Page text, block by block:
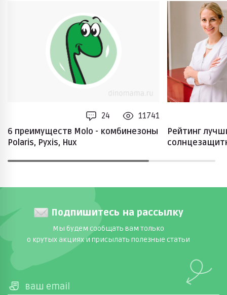
24
11741
6 преимуществ Molo - комбинезоны
Polaris, Pyxis, Hux
Рейтинг
Подпишитесь на рассылку
Мы будем сообщать вам только
о крутых акциях и присылать полезные статьи